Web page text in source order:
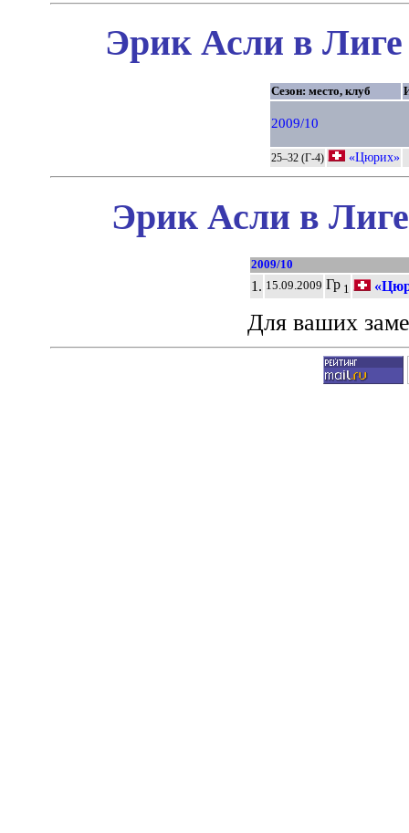
Эрик Асли в Лиге
Сезон: место, клуб
2009/10
25–32 (Г-4) «Цюрих»
Эрик Асли в
2009/10
1. 15.09.2009 Гр 1
Для ваших